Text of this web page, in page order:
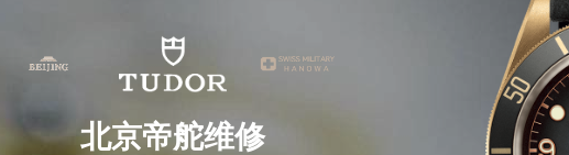
北京帝舵维修